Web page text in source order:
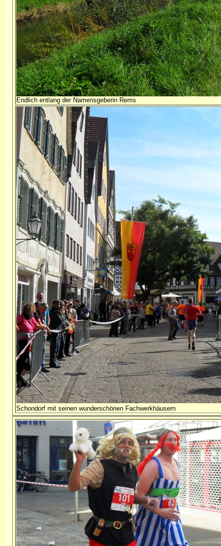
Endlich entlang der Namensgeberin Rems
Schondorf mit seinen wunderschönen Fachwerkhäusern